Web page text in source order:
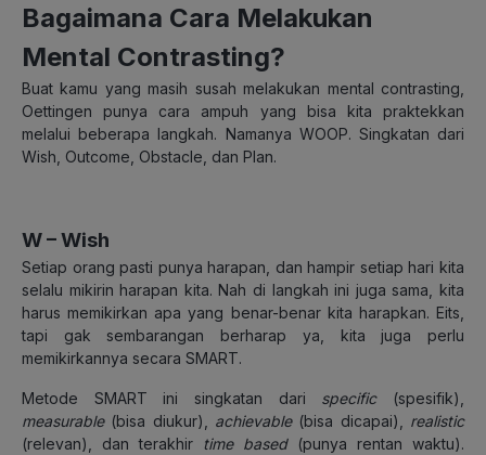
Bagaimana Cara Melakukan
Mental Contrasting?
Buat kamu yang masih susah melakukan mental contrasting,
Oettingen punya cara ampuh yang bisa kita praktekkan
melalui beberapa langkah. Namanya WOOP. Singkatan dari
Wish, Outcome, Obstacle, dan Plan.
W – Wish
Setiap orang pasti punya harapan, dan hampir setiap hari kita
selalu mikirin harapan kita. Nah di langkah ini juga sama, kita
harus memikirkan apa yang benar-benar kita harapkan. Eits,
tapi gak sembarangan berharap ya, kita juga perlu
memikirkannya secara SMART.
Metode SMART ini singkatan dari specific(spesifik),
measurable(bisa diukur), achievable(bisa dicapai), realistic
(relevan), dan terakhir time based(punya rentan waktu).